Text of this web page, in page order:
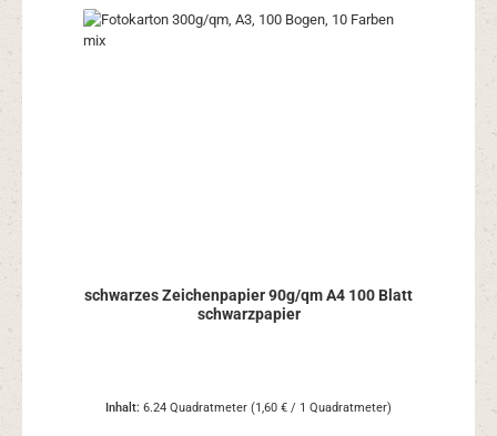
schwarzes Zeichenpapier 90g/qm A4 100 Blatt
schwarzpapier
Inhalt: 6.24 Quadratmeter (1,60 € / 1 Quadratmeter)